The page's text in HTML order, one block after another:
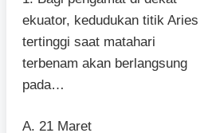
ekuator, kedudukan titik Aries
tertinggi saat matahari
terbenam akan berlangsung
pada…
A. 21 Maret